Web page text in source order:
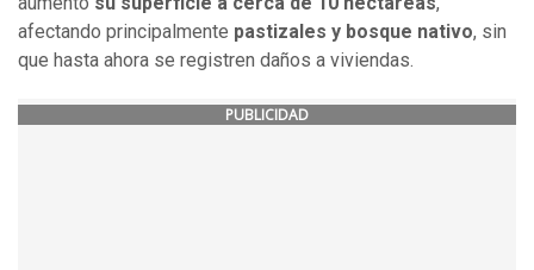
afectando principalmente pastizales y bosque nativo, sin
que hasta ahora se registren daños a viviendas.
PUBLICIDAD